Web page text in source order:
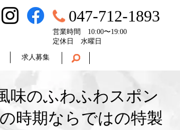
求人募集
047-712-1893
営業時間 10:00〜19:00
定休日 水曜日
味のふわふわスポン
時期ならではの特製